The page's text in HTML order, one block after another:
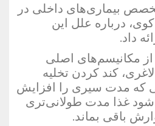
بیماری‌های داخلی در
درباره علل این
داد.
مکانیسم‌های اصلی
کند کردن تخلیه
که مدت سیری را افزایش
غذا مدت طولانی‌تری
باقی بماند.